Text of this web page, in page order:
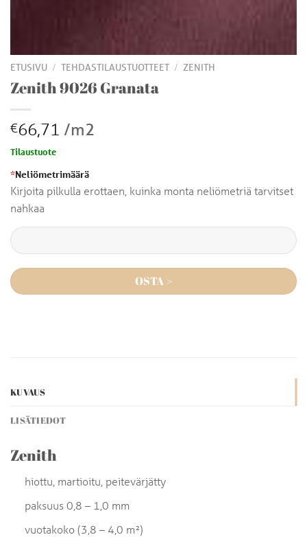
ETUSIVU / TEHDASTILAUSTUOTTEET / ZENITH
Zenith 9026 Granata
€66,71 /m2
Tilaustuote
*Neliömetrimäärä
Kirjoita pilkulla erottaen, kuinka monta neliömetriä tarvitset
nahkaa
OSTA >
KUVAUS
LISÄTIEDOT
Zenith
hiottu, martioitu, peitevärjätty
paksuus 0,8 – 1,0 mm
vuotakoko (3,8 – 4,0 m²)